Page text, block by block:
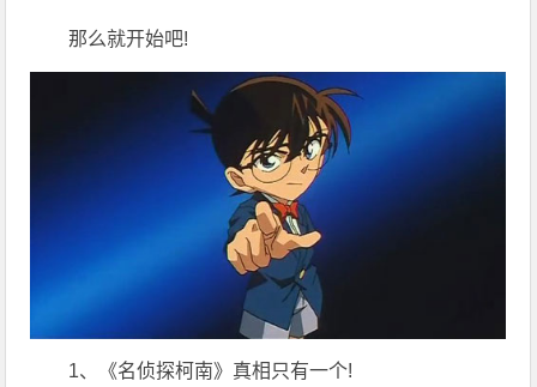
那么就开始吧!
1、《名侦探柯南》真相只有一个!